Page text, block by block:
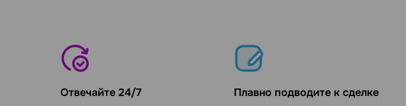
Отвечайте 24/7 Плавно подводите к сделке